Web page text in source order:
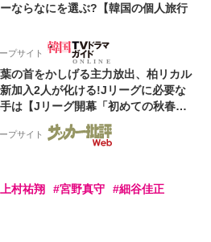
ならなにを選ぶ?【韓国の個人旅行
プサイト
の首をかしげる主力放出、柏リカル
新加入2人が化ける!Jリーグに必要な
は【Jリーグ開幕「初めての秋春
プサイト
村祐翔 #宮野真守
#細谷佳正